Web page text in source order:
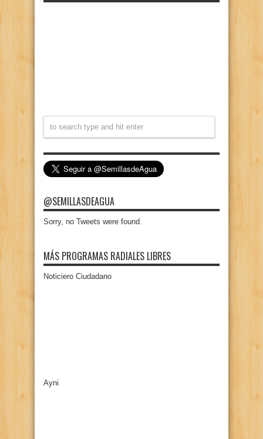
@SEMILLASDEAGUA
Sorry, no Tweets were found.
MÁS PROGRAMAS RADIALES LIBRES
Noticiero Ciudadano
Ayni